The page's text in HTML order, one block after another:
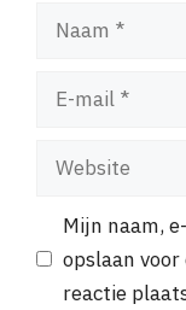
Naam
Website
Mijn naam,
opslaan
reactie